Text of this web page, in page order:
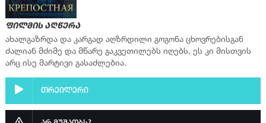
პლეერი 2
▶ სერია 9
▶ სერია 10
ფილმის აღწერა
ახალგაზრდა და კარგად აღზრდილი გოგონა ცხოვრებისგან
ძალიან მძიმე და მწარე გაკვეთილებს იღებს, ეს კი მისთვის
არც ისე მარტივი გასაძლებია.
თრეილერი